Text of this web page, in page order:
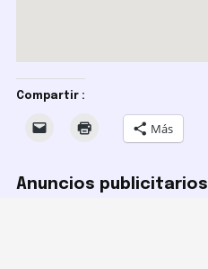
Compartir :
Más
Anuncios publicitarios